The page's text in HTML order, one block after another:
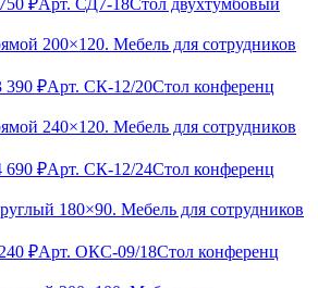
390 ₽Арт. СК-12/20Стол конференц
690 ₽Арт. СК-12/24Стол конференц
₽Арт. ОКС-09/18Стол конференц